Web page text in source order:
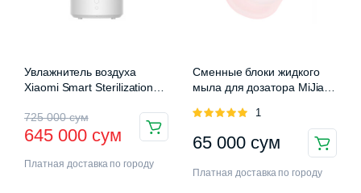
Увлажнитель воздуха
Xiaomi Smart Sterilization
725 000сум
645 000 сум
Платная доставка по городу
Сменные блоки жидкого
мыла для дозатора MiJia
Dispenser
Оценка
1
65 000 сум
Платная доставка по городу